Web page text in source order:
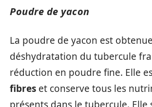
Poudre de yacon
La poudre de yacon est
déshydratation du tubercule
réduction en poudre fine. Elle
fibres et conserve tous les
présents dans le tubercule. Elle